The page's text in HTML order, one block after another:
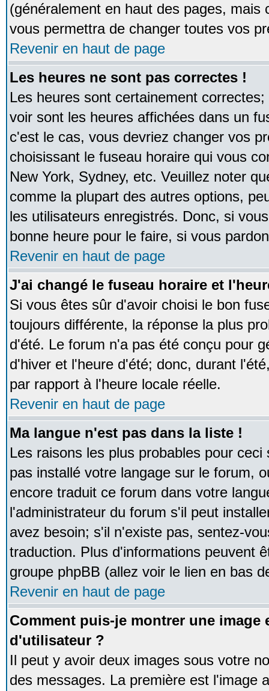
(généralement en haut des pages,
vous permettra de changer toutes vos
Revenir en haut de page
Les heures ne sont pas correctes !
Les heures sont certainement
voir sont les heures affichées dans un
c'est le cas, vous devriez changer vos
choisissant le fuseau horaire qui vous
New York, Sydney, etc. Veuillez noter
comme la plupart des autres options,
les utilisateurs enregistrés. Donc, si
bonne heure pour le faire, si vous
Revenir en haut de page
J'ai changé le fuseau horaire et
Si vous êtes sûr d'avoir choisi le bon
toujours différente, la réponse la plus
d'été. Le forum n'a pas été conçu pour
d'hiver et l'heure d'été; donc, durant
par rapport à l'heure locale réelle.
Revenir en haut de page
Ma langue n'est pas dans la liste !
Les raisons les plus probables pour
pas installé votre langage sur le forum,
encore traduit ce forum dans votre
l'administrateur du forum s'il peut
avez besoin; s'il n'existe pas, sentez-
traduction. Plus d'informations peuvent
groupe phpBB (allez voir le lien en bas
Revenir en haut de page
Comment puis-je montrer une image
d'utilisateur ?
Il peut y avoir deux images sous votre
des messages. La première est l'image